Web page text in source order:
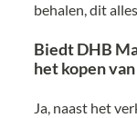
behalen, dit
Biedt DHB
het kopen
Ja, naast het